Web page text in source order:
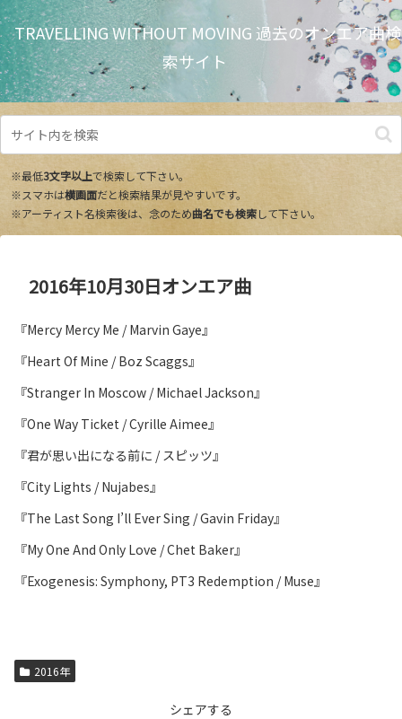
TRAVELLING WITHOUT MOVING 過去のオンエア曲検
索サイト
※最低3文字以上で検索して下さい。
※スマホは横画面だと検索結果が見やすいです。
※アーティスト名検索後は、念のため曲名でも検索して下さい。
2016年10月30日オンエア曲
『Mercy Mercy Me / Marvin Gaye』
『Heart Of Mine / Boz Scaggs』
『Stranger In Moscow / Michael Jackson』
『One Way Ticket / Cyrille Aimee』
『君が思い出になる前に / スピッツ』
『City Lights / Nujabes』
『The Last Song I’ll Ever Sing / Gavin Friday』
『My One And Only Love / Chet Baker』
『Exogenesis: Symphony, PT3 Redemption / Muse』
2016年
シェアする